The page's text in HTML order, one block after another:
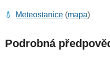
Meteostanice (mapa)
Podrobná